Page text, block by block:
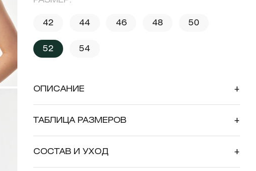
42 44 46 48 50
52 54
ОПИСАНИЕ +
ТАБЛИЦА РАЗМЕРОВ +
СОСТАВ И УХОД +